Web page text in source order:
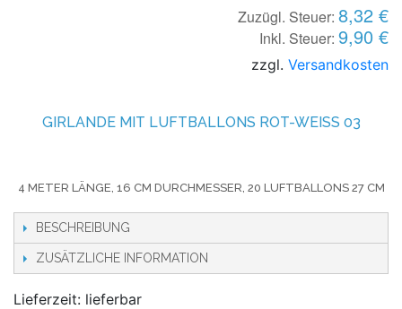
Zuzügl. Steuer: 8,32 €
Inkl. Steuer: 9,90 €
zzgl. Versandkosten
GIRLANDE MIT LUFTBALLONS ROT-WEISS 03
4 METER LÄNGE, 16 CM DURCHMESSER, 20 LUFTBALLONS 27 CM
BESCHREIBUNG
ZUSÄTZLICHE INFORMATION
Lieferzeit: lieferbar